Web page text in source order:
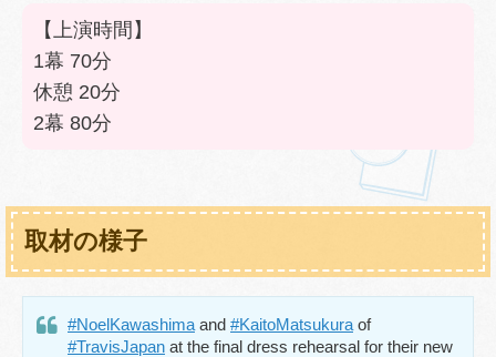
【上演時間】
1幕 70分
休憩 20分
2幕 80分
取材の様子
#NoelKawashima and #KaitoMatsukura of
#TravisJapan at the final dress rehearsal for their new